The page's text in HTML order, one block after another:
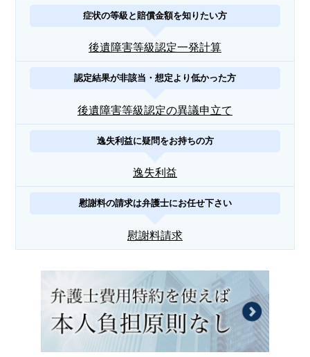
症状の等級と賠償金額を知りたい方
後遺障害等級認定一発計算
認定結果が非該当・想定より低かった方
後遺障害等級認定の異議申立て
逸失利益に疑問をお持ちの方
逸失利益
慰謝料の請求は弁護士にお任せ下さい
慰謝料請求